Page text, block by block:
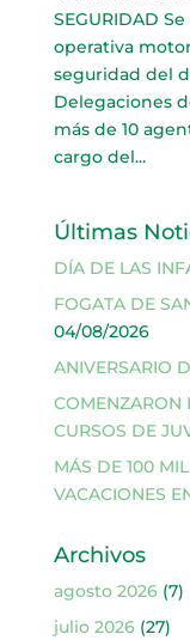
SEGURIDAD
operativa
seguridad del
Delegaciones
más de 10
cargo del...
Últimas
DÍA DE LAS
FOGATA DE
04/08/2026
ANIVERSARIO
COMENZARON
CURSOS DE
MÁS DE 100
VACACIONES
Archivos
agosto 2026(7)
julio 2026(27)